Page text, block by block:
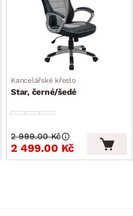
Kancelářské křeslo
Star, černé/šedé
2 499.00 Kč
2 999.00 Kč